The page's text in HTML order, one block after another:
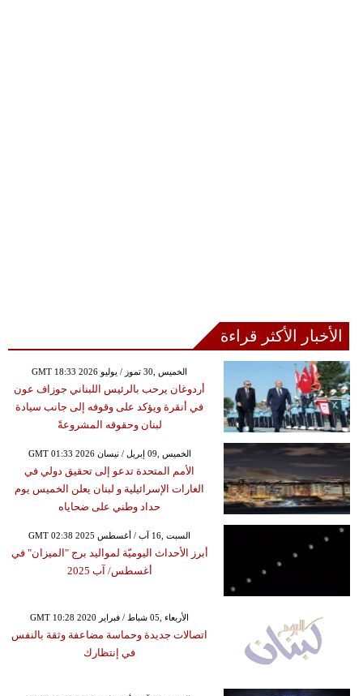
الأخبار الأكثر قراءة
GMT 18:33 2026 الخميس ,30 تموز / يوليو
أردوغان يرحب بالرئيس اللبناني جوزاف عون
في أنقرة ويؤكد على وقوفه إلى جانب سيادة
لبنان وحقوقه المشروعةً
GMT 01:33 2026 الخميس ,09 إبريل / نيسان
الأمم المتحدة تدعو إلى تحقيق دولي في
الغارات الإسرائيلية و لبنان يعلن الخميس يوم
حداد وطني على ضحاياه
GMT 02:38 2025 السبت ,16 آب / أغسطس
أبرز الأحداث اليوميّة لمواليد برج "الميزان" في
أغسطس/ آب 2025
GMT 10:28 2020 الأربعاء ,05 شباط / فبراير
اتصالات جديدة وحماسة مضاعفة وثقة بالنفس
في إنتظارك